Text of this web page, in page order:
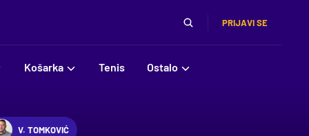
PRIJAVI SE
Košarka Tenis Ostalo
V. TOMKOVIĆ